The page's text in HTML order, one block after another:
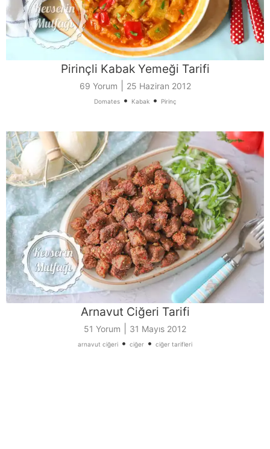
Pirinçli Kabak Yemeği Tarifi
69 Yorum 25 Haziran 2012
Domates• Kabak• Pirinç
Arnavut Ciğeri Tarifi
51 Yorum 31 Mayıs 2012
arnavut ciğeri • ciğer • ciğer tarifleri